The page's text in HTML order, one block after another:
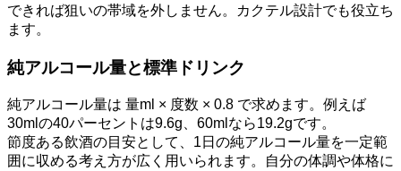
できれば狙いの帯域を外しません。カクテル設計でも役立ち
ます。
純アルコール量と標準ドリンク
純アルコール量は 量ml × 度数 × 0.8 で求めます。例えば
30mlの40パーセントは9.6g、60mlなら19.2gです。
節度ある飲酒の目安として、1日の純アルコール量を一定範
囲に収める考え方が広く用いられます。自分の体調や体格に